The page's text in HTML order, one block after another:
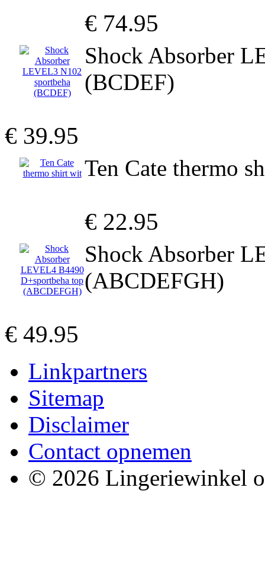
€ 74.95
Shock Absorber
(BCDEF)
€ 39.95
Ten Cate thermo
€ 22.95
Shock Absorber
(ABCDEFGH)
€ 49.95
Linkpartners
Sitemap
Disclaimer
Contact opnemen
© 2026 Lingeriewinkel